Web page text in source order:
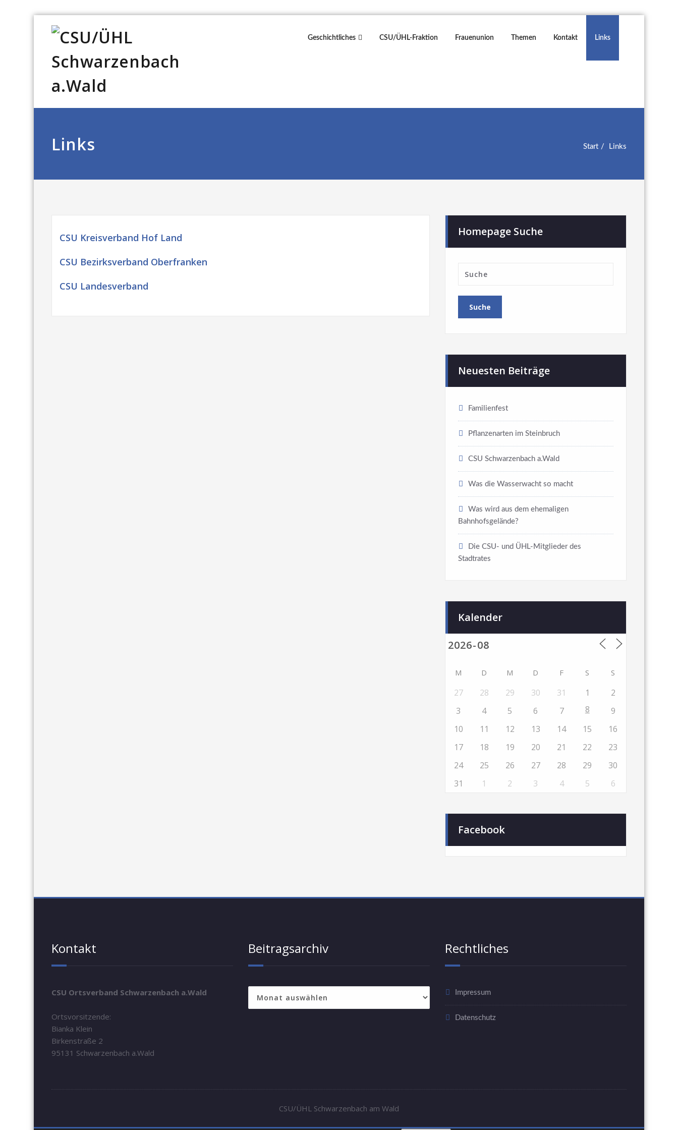
Geschichtliches CSU/ÜHL-Fraktion Frauenunion Themen Kontakt Links
Links Start Links
CSU Kreisverband Hof Land
CSU Bezirksverband Oberfranken
CSU Landesverband
Homepage Suche
Neuesten Beiträge
Familienfest
Pflanzenarten im Steinbruch
CSU Schwarzenbach a.Wald
Was die Wasserwacht so macht
Was wird aus dem ehemaligen
Bahnhofsgelände?
Die CSU- und ÜHL-Mitglieder des
Stadtrates
Kalender
M D M D F S S
27 28 29 30 31 1
2
3
4 5 6 7 8
9
10
11 12 13 14 15
16
17
18 19 20 21 22
23
24
25 26 27 28 29
30
31
1 2 3 4 5 6
Facebook
Kontakt
CSU Ortsverband Schwarzenbach a.Wald
Ortsvorsitzende:
Bianka Klein
Birkenstraße 2
95131 Schwarzenbach a.Wald
Beitragsarchiv Rechtliches
Impressum
Datenschutz
CSU/ÜHL Schwarzenbach am Wald